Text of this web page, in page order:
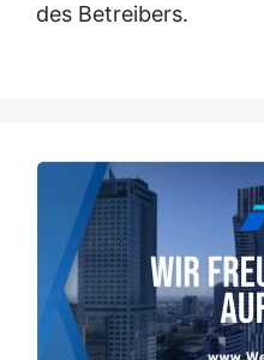
des Betreibers.